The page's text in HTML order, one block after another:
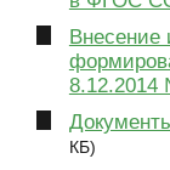
Внесение
8.12.2014
КБ)